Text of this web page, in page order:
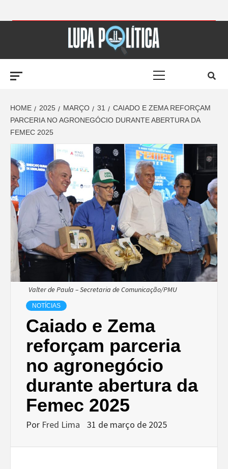
LUPA
POLÍTICA –
AMPLIANDO A
NOTÍCIA
HOME 2025 MARÇO 31
CAIADO E ZEMA REFORÇAM
PARCERIA NO AGRONEGÓCIO DURANTE ABERTURA DA
FEMEC 2025
Valter de Paula – Secretaria de Comunicação/PMU
NOTÍCIAS
Caiado e Zema
reforçam parceria
no agronegócio
durante abertura da
Femec 2025
Por Fred Lima 31 de março de 2025